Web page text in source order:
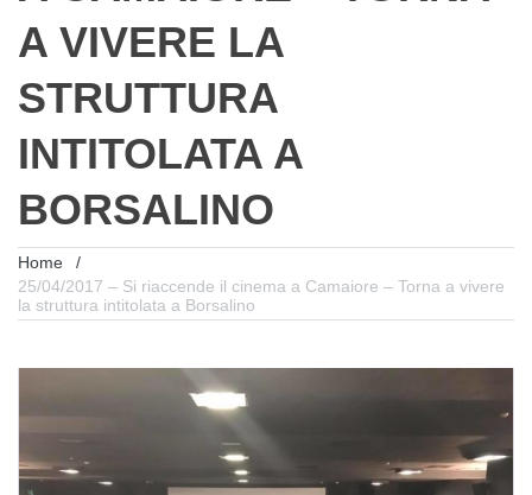
A VIVERE LA
STRUTTURA
INTITOLATA A
BORSALINO
Home
/
25/04/2017 – Si riaccende il cinema a Camaiore – Torna a vivere
la struttura intitolata a Borsalino